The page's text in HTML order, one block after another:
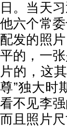
日。当天
他六个常
配发的照
平的，一
片的，这
尊”独大时
看不见李
而且照片